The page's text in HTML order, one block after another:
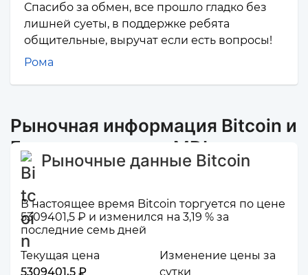
Спасибо за обмен, все прошло гладко без
лишней суеты, в поддержке ребята
общительные, выручат если есть вопросы!
Рома
Рыночная информация Bitcoin и
Банковская карта MDL
Рыночные данные Bitcoin
В настоящее время Bitcoin торгуется по цене
5309401,5 ₽ и изменился на 3,19 % за
последние семь дней
Текущая цена
5309401,5 ₽
Изменение цены за
сутки